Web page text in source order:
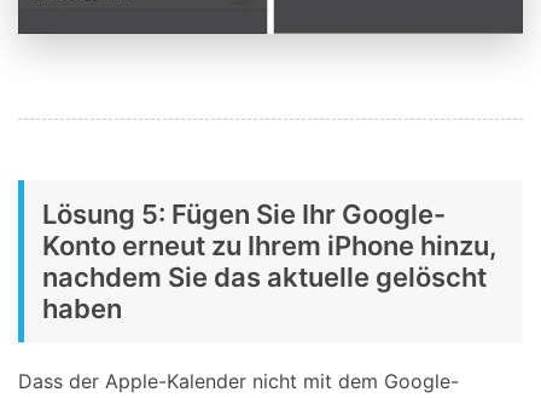
Lösung 5: Fügen Sie Ihr Google-
Konto erneut zu Ihrem iPhone hinzu,
nachdem Sie das aktuelle gelöscht
haben
Dass der Apple-Kalender nicht mit dem Google-